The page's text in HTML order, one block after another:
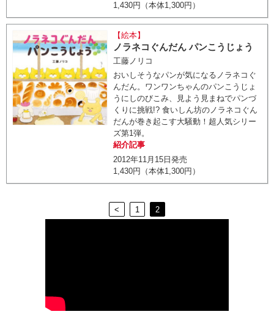
1,430円（本体1,300円）
【絵本】
ノラネコぐんだん パンこうじょう
工藤ノリコ
おいしそうなパンが気になるノラネコぐ
んだん。ワンワンちゃんのパンこうじょ
うにしのびこみ、見よう見まねでパンづ
くりに挑戦!? 食いしん坊のノラネコぐん
だんが巻き起こす大騒動！超人気シリー
ズ第1弾。
紹介記事
2012年11月15日発売
1,430円（本体1,300円）
< 1 2